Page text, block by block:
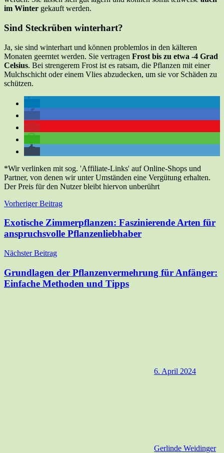
im Winter gekauft werden.
Sind Steckrüben winterhart?
Ja, sie sind winterhart und können problemlos in den kälteren
Monaten geerntet werden. Sie vertragen Frost bis zu etwa -4 Grad
Celsius. Bei strengerem Frost ist es ratsam, die Pflanzen mit einer
Mulchschicht oder einem Vlies abzudecken, um sie vor Schäden zu
schützen.
*Wir verlinken mit sog. 'Affiliate-Links' auf Online-Shops und
Partner, von denen wir unter Umständen eine Vergütung erhalten.
Der Preis für den Nutzer bleibt hiervon unberührt
Beitragsnavigation
Vorheriger Beitrag
Exotische Zimmerpflanzen: Faszinierende Arten für
anspruchsvolle Pflanzenliebhaber
Nächster Beitrag
Grundlagen der Pflanzenvermehrung für Anfänger:
Einfache Methoden und Tipps
6. April 2024
Gerlinde Weidinger